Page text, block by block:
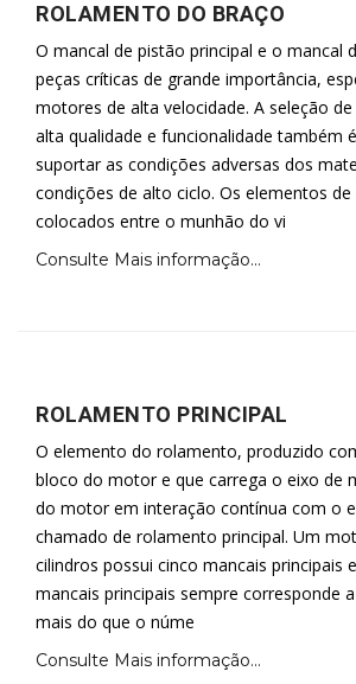
ROLAMENTO DO BRAÇO
O mancal de pistão principal e o mancal
peças críticas de grande importância,
motores de alta velocidade. A seleção
alta qualidade e funcionalidade também
suportar as condições adversas dos
condições de alto ciclo. Os elementos
colocados entre o munhão do vi
Consulte Mais informação...
ROLAMENTO PRINCIPAL
O elemento do rolamento, produzido
bloco do motor e que carrega o eixo de
do motor em interação contínua com o
chamado de rolamento principal. Um
cilindros possui cinco mancais principais
mancais principais sempre corresponde
mais do que o núme
Consulte Mais informação...